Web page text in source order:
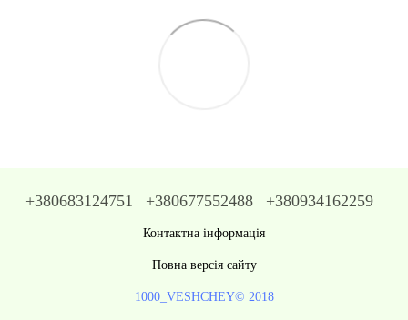
+380683124751 +380677552488 +380934162259
Контактна інформація
Повна версія сайту
1000_VESHCHEY© 2018